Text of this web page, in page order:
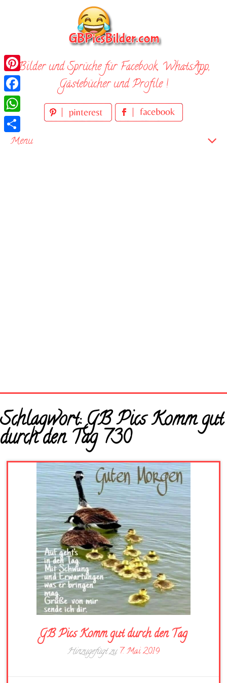
Bilder und Sprüche für Facebook, WhatsApp,
Gästebücher und Profile !
Menu
Startseite
Neue Bilder
Schlagwort:GB Pics Komm gut
durch den Tag 730
GB Pics Komm gut durch den Tag
Hinzugefügt zu7. Mai 2019
Pinterest
Facebook
WhatsApp
Teilen